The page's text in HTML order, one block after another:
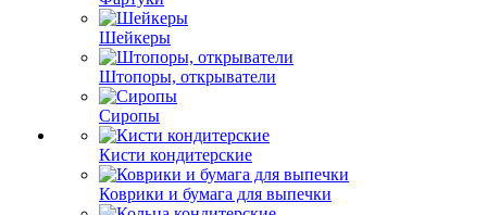
Шейкеры
Штопоры, открыватели
Сиропы
Кисти кондитерские
Коврики и бумага для выпечки